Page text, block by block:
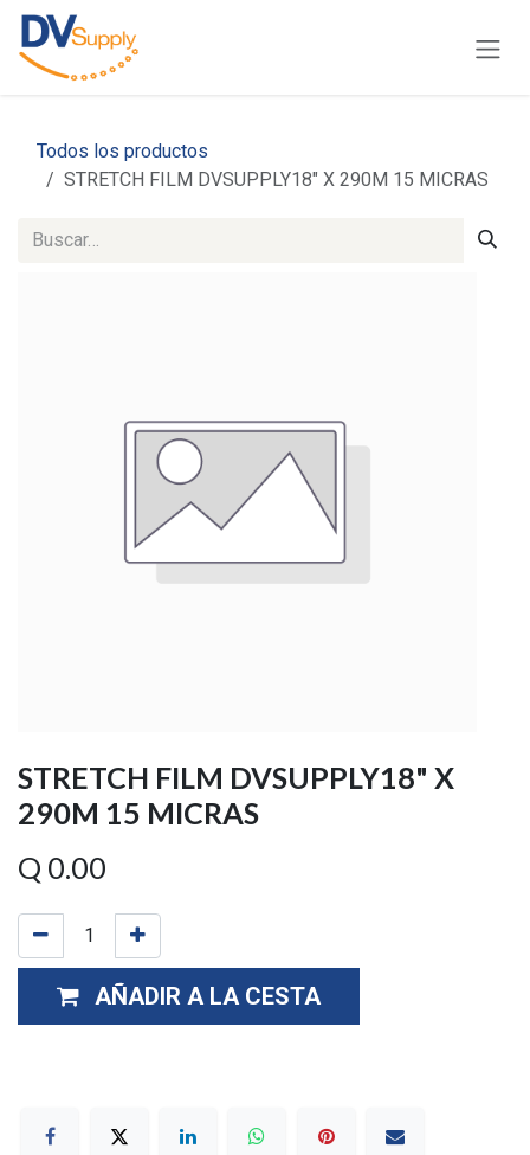
Ir al contenido
Todos los productos
STRETCH FILM DVSUPPLY18" X 290M 15 MICRAS
STRETCH FILM DVSUPPLY18" X
290M 15 MICRAS
Q 0.00
AÑADIR A LA CESTA